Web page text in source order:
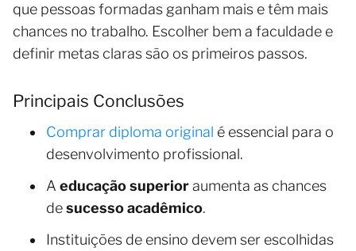
que pessoas formadas ganham mais e têm mais
chances no trabalho. Escolher bem a faculdade e
definir metas claras são os primeiros passos.
Principais Conclusões
Comprar diploma original é essencial para o
desenvolvimento profissional.
A educação superioraumenta as chances
desucesso acadêmico.
Instituições de ensino devem ser escolhidas